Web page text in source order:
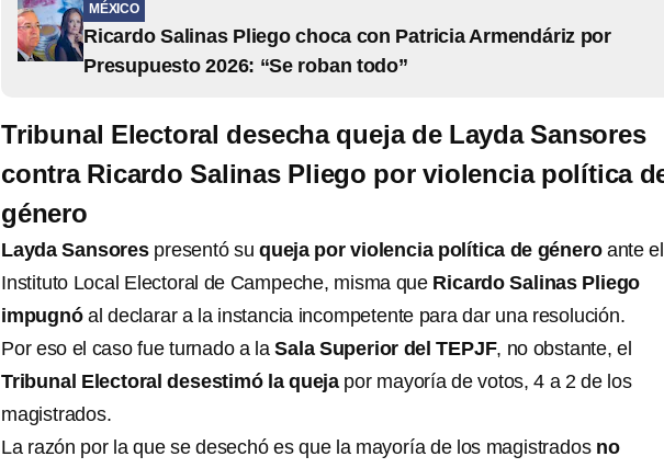
MÉXICO
Ricardo Salinas Pliego choca con Patricia Armendáriz por
Presupuesto 2026: “Se roban todo”
Tribunal Electoral desecha queja de Layda Sansores
contra Ricardo Salinas Pliego por violencia política
género
Layda Sansores presentó suqueja por violencia política de géneroante el
Instituto Local Electoral de Campeche, misma que Ricardo Salinas Pliego
impugnóal declarar a la instancia incompetente para dar una resolución.
Por eso el caso fue turnado a laSala Superior del TEPJF, no obstante, el
Tribunal Electoral desestimó la queja por mayoría de votos, 4 a 2 de los
magistrados.
La razón por la que se desechó es que la mayoría de los magistradosno